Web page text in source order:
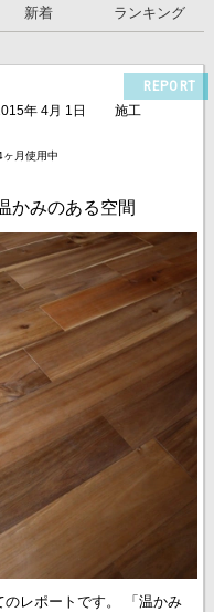
新着 ランキング
REPORT
年 4月 1日
施工
ヶ月使用中
かみのある空間
レポートです。 「温かみ